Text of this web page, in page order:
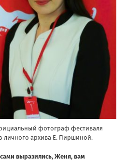
фотограф фестиваля
личного архива Е. Пиршиной.
выразились, Женя, вам